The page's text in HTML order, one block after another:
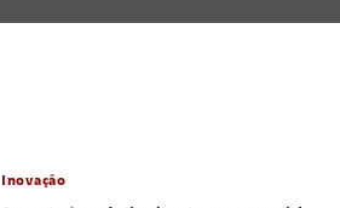
Inovação